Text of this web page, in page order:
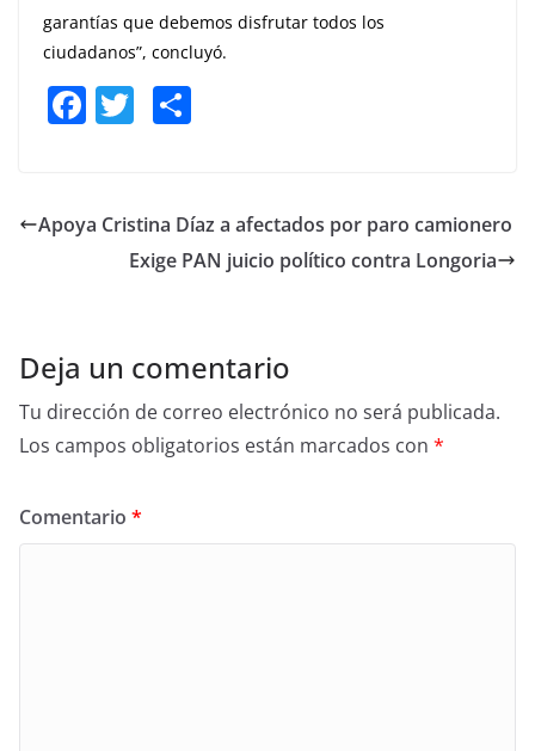
garantías que debemos disfrutar todos los
ciudadanos”, concluyó.
F
e
k
T
er e
Apoya Cristina Díaz a afectados por paro camionero
Exige PAN juicio político contra Longoria
Deja un comentario
Tu dirección de correo electrónico no será publicada.
Los campos obligatorios están marcados con *
Comentario *